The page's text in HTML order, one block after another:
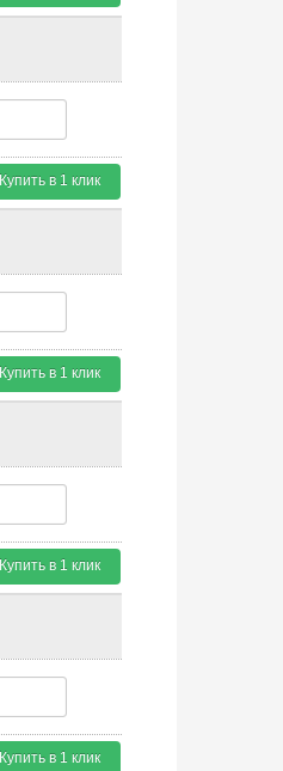
Купить в 1 клик
Купить в 1 клик
Купить в 1 клик
Купить в 1 клик